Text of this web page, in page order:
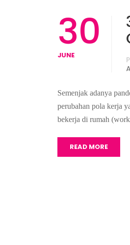
30
JUNE
Semenjak adanya
perubahan pola kerja
bekerja di rumah
READ MORE